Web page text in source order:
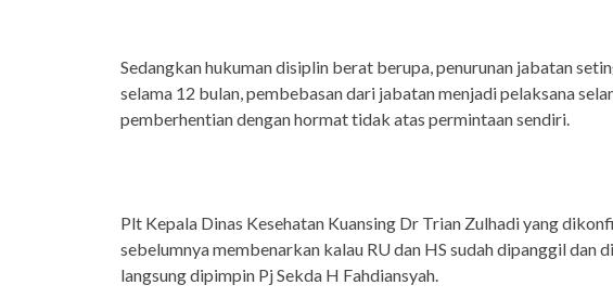
Sedangkan hukuman disiplin berat berupa, penurunan jabatan
selama 12 bulan, pembebasan dari jabatan menjadi pelaksana
pemberhentian dengan hormat tidak atas permintaan sendiri.
Plt Kepala Dinas Kesehatan Kuansing Dr Trian Zulhadi yang
sebelumnya membenarkan kalau RU dan HS sudah dipanggil dan
langsung dipimpin Pj Sekda H Fahdiansyah.